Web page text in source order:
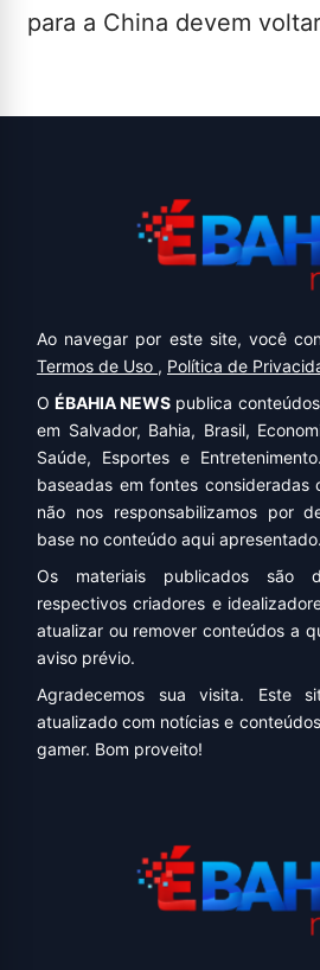
para a China devem
Ao navegar por este site, você
Termos de Uso , Política de
OÉBAHIA NEWS publica
em Salvador, Bahia, Brasil,
Saúde, Esportes e
baseadas em fontes consideradas
não nos responsabilizamos por
base no conteúdo aqui apresentado.
Os materiais publicados são
respectivos criadores e
atualizar ou remover conteúdos a
aviso prévio.
Agradecemos sua visita. Este
atualizado com notícias e
gamer. Bom proveito!